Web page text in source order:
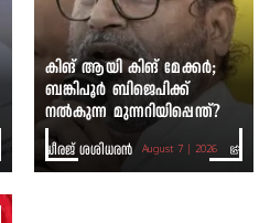
കിങ് ആയി കിങ് മേക്കർ;
ബങ്കിപൂർ ബിജെപിക്ക്
നൽകുന്ന മുന്നറിയിപ്പെന്ത്?
ധീരജ് ശശിധരൻ August 7 | 2026